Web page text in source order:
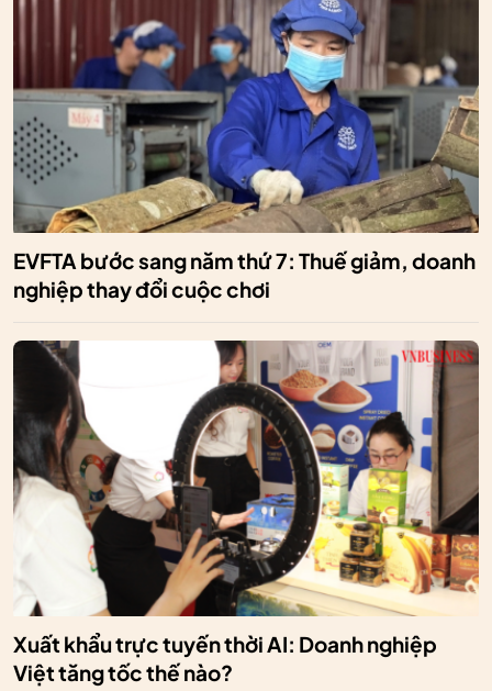
EVFTA bước sang năm thứ 7: Thuế giảm, doanh
nghiệp thay đổi cuộc chơi
Xuất khẩu trực tuyến thời AI: Doanh nghiệp
Việt tăng tốc thế nào?